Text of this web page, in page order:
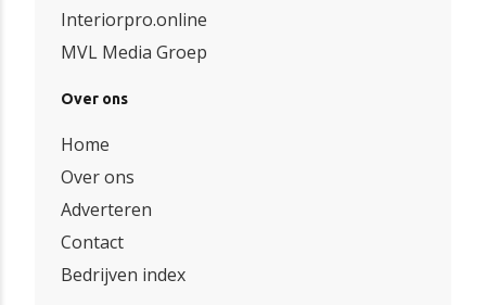
Interiorpro.online
MVL Media Groep
Over ons
Home
Over ons
Adverteren
Contact
Bedrijven index